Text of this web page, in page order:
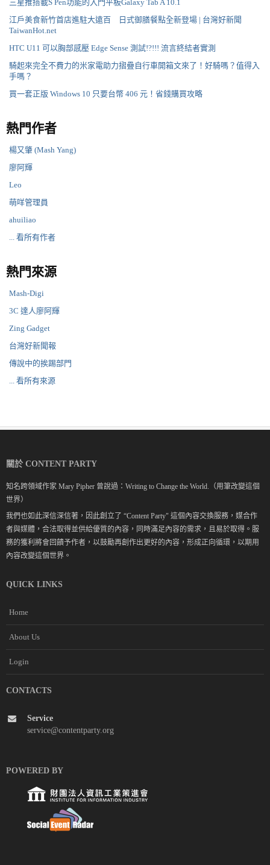
三星推搭載S Pen功能的入門平板Galaxy Tab A 10.1
江戶美食新竹首店進駐大遠百 日式御膳餐點全新登場 | 台灣好新聞
TaiwanHot.net
HTC U11 可以胸部感壓 Edge Sense 測試!?!!! 流言終結者實測
騎起來完全不費力的米家電助力摺疊自行車開箱文來了！好騎嗎？值得入
手嗎？
買一套正版 Windows 10 只要台幣 406 元！省錢購買攻略
熱門作者
楊又肇 (Mash Yang)
廖阿輝
Leo
萌咩管理員
ahuiliao
... 看所有作者
熱門來源
Mash-Digi
3C 達人廖阿輝
Zing Gadget
台灣好新聞報
傳說中的挨踢部門
... 看所有來源
關於 CONTENT PARTY
知名跨領域作家 Mary Pipher 曾說過：Writing to Change the World.（用筆改變這個
世界）
我們也如此深信深信著，因此創立了 “Content Party" 這個內容交換服務，媒合作
者與媒體，合法取得並供給優質的內容，同時滿足內容的需求，且易於取得。服
務的獲利將會回饋予作者，以鼓勵再創作出更好的內容，形成正向循環，以期用
內容改變這個世界。
QUICK LINKS
Home
About Us
Login
CONTACTS
Service
service@contentparty.org
POWERED BY